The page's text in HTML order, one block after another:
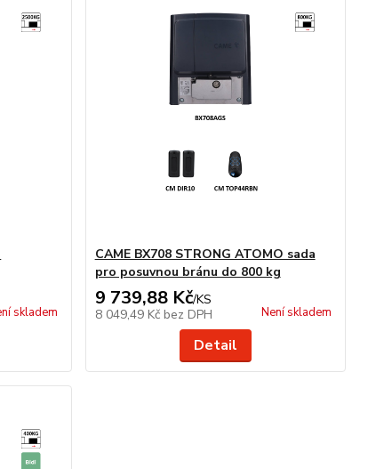
skladem
CAME BX708 STRONG ATOMO sada
pro posuvnou bránu do 800 kg
9 739,88 Kč/KS
8 049,49 Kč bez DPH Není skladem
Detail